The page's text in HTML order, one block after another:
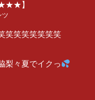
】
ツ
笑笑笑笑笑笑笑
梨々夏でイクっ